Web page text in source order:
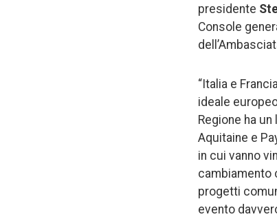
presidente
Console
“Italia e
ideale
Regione ha
Aquitaine e
in cui vanno
cambiamento
progetti
evento